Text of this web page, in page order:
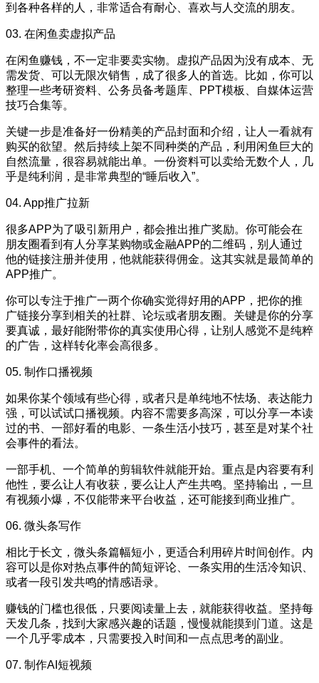
到各种各样的人，非常适合有耐心、喜欢与人交流的朋友。
03. 在闲鱼卖虚拟产品
在闲鱼赚钱，不一定非要卖实物。虚拟产品因为没有成本、无
需发货、可以无限次销售，成了很多人的首选。比如，你可以
整理一些考研资料、公务员备考题库、PPT模板、自媒体运营
技巧合集等。
关键一步是准备好一份精美的产品封面和介绍，让人一看就有
购买的欲望。然后持续上架不同种类的产品，利用闲鱼巨大的
自然流量，很容易就能出单。一份资料可以卖给无数个人，几
乎是纯利润，是非常典型的“睡后收入”。
04. App推广拉新
很多APP为了吸引新用户，都会推出推广奖励。你可能会在
朋友圈看到有人分享某购物或金融APP的二维码，别人通过
他的链接注册并使用，他就能获得佣金。这其实就是最简单的
APP推广。
你可以专注于推广一两个你确实觉得好用的APP，把你的推
广链接分享到相关的社群、论坛或者朋友圈。关键是你的分享
要真诚，最好能附带你的真实使用心得，让别人感觉不是纯粹
的广告，这样转化率会高很多。
05. 制作口播视频
如果你某个领域有些心得，或者只是单纯地不怯场、表达能力
强，可以试试口播视频。内容不需要多高深，可以分享一本读
过的书、一部好看的电影、一条生活小技巧，甚至是对某个社
会事件的看法。
一部手机、一个简单的剪辑软件就能开始。重点是内容要有利
他性，要么让人有收获，要么让人产生共鸣。坚持输出，一旦
有视频小爆，不仅能带来平台收益，还可能接到商业推广。
06. 微头条写作
相比于长文，微头条篇幅短小，更适合利用碎片时间创作。内
容可以是你对热点事件的简短评论、一条实用的生活冷知识、
或者一段引发共鸣的情感语录。
赚钱的门槛也很低，只要阅读量上去，就能获得收益。坚持每
天发几条，找到大家感兴趣的话题，慢慢就能摸到门道。这是
一个几乎零成本，只需要投入时间和一点点思考的副业。
07. 制作AI短视频